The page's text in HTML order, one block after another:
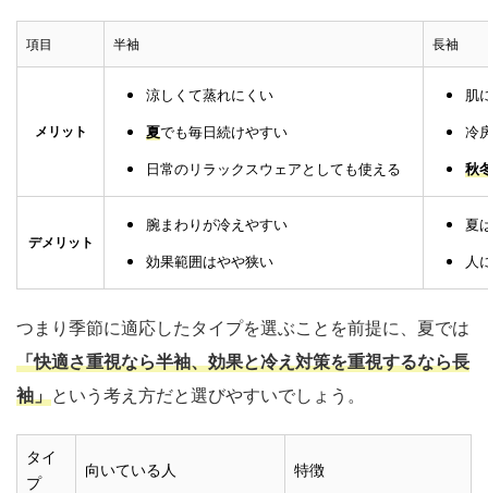
項目 半袖 長袖
メリット
涼しくて蒸れにくい
夏でも毎日続けやすい
日常のリラックスウェアとしても使える
肌
冷
秋
デメリット
腕まわりが冷えやすい
効果範囲はやや狭い
夏
人
つまり季節に適応したタイプを選ぶことを前提に、夏では
「快適さ重視なら半袖、効果と冷え対策を重視するなら長
袖」という考え方だと選びやすいでしょう。
タイ
プ
向いている人 特徴